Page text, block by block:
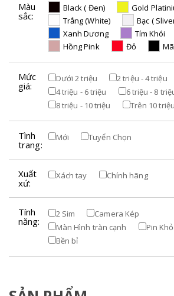
Màu
sắc:
Black ( Đen)
Gold
Trắng (White)
Bạc (
Xanh Dương
Tím Khói
Hồng Pink
Đỏ
Mức
giá:
Dưới 2 triệu
2 triệu - 4 triệu
4 triệu - 6 triệu
6 triệu - 8
8 triệu - 10 triệu
Trên 10 triệu
Tình
trang:
Mới Tuyển Chọn
Xuất
xứ:
Xách tay Chính hãng
Tính
năng:
2 Sim
Camera Kép
Màn Hình tràn cạnh
Pin
Bền bỉ